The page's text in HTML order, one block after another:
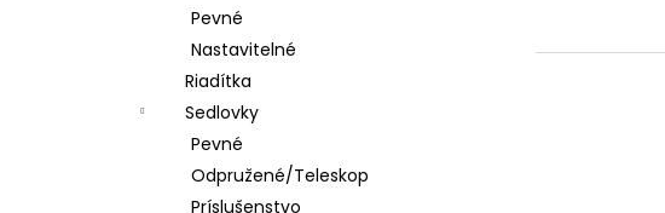
Pevné
Nastavitelné
Riadítka
Sedlovky
Pevné
Odpružené/Teleskop
Príslušenstvo